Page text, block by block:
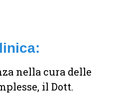
nella cura delle
il Dott.